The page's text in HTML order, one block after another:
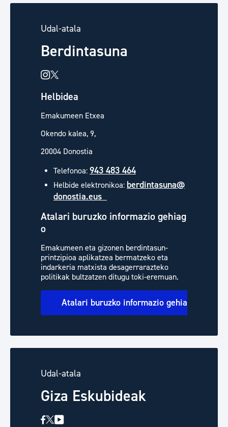
Udal-atala
Berdintasuna
Helbidea
Emakumeen Etxea
Okendo kalea, 9,
20004 Donostia
Telefonoa: 943 483 464
Helbide elektronikoa: berdintasuna@
donostia.eus
Atalari buruzko informazio gehiag
o
Emakumeen eta gizonen berdintasun-
printzipioa aplikatzea bermatzeko eta
indarkeria matxista desagerrarazteko
politikak bultzatzen ditugu toki-eremuan.
Atalari buruzko informazio gehiago
Udal-atala
Giza Eskubideak